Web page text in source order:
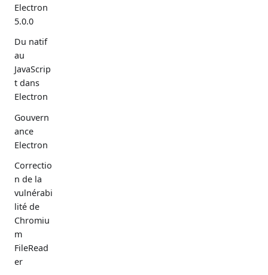
Electron
5.0.0
Du natif
au
JavaScrip
t dans
Electron
Gouvern
ance
Electron
Correctio
n de la
vulnérabi
lité de
Chromiu
m
FileRead
er